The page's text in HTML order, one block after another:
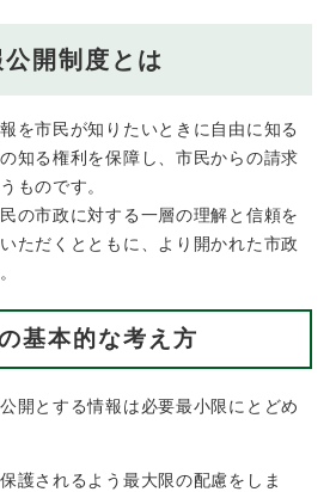
開制度とは
を市民が知りたいときに自由に知る
知る権利を保障し、市民からの請求
ものです。
の市政に対する一層の理解と信頼を
ただくとともに、より開かれた市政
基本的な考え方
開とする情報は必要最小限にとどめ
護されるよう最大限の配慮をしま